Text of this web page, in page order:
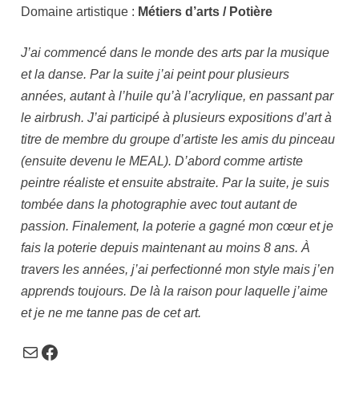
Domaine artistique : Métiers d’arts / Potière
J’ai commencé dans le monde des arts par la musique
et la danse. Par la suite j’ai peint pour plusieurs
années, autant à l’huile qu’à l’acrylique, en passant par
le airbrush. J’ai participé à plusieurs expositions d’art à
titre de membre du groupe d’artiste les amis du pinceau
(ensuite devenu le MEAL). D’abord comme artiste
peintre réaliste et ensuite abstraite. Par la suite, je suis
tombée dans la photographie avec tout autant de
passion. Finalement, la poterie a gagné mon cœur et je
fais la poterie depuis maintenant au moins 8 ans. À
travers les années, j’ai perfectionné mon style mais j’en
apprends toujours. De là la raison pour laquelle j’aime
et je ne me tanne pas de cet art.
Courriel Facebook